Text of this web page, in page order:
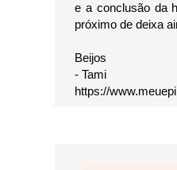
e a conclusão da
próximo de deixa
Beijos
- Tami
https://